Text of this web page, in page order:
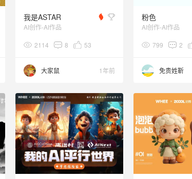
我是ASTAR
AI创作-AI作品
2114 8 53
大家鼠 1年前
粉色
AI创作-AI作品
799 2
免贵姓靳